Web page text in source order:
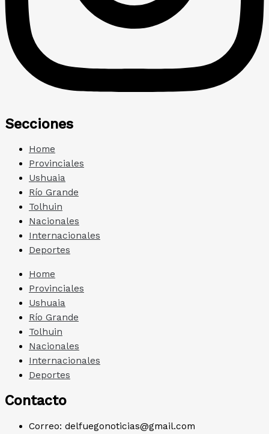
Secciones
Home
Provinciales
Ushuaia
Río Grande
Tolhuin
Nacionales
Internacionales
Deportes
Home
Provinciales
Ushuaia
Río Grande
Tolhuin
Nacionales
Internacionales
Deportes
Contacto
Correo: delfuegonoticias@gmail.com